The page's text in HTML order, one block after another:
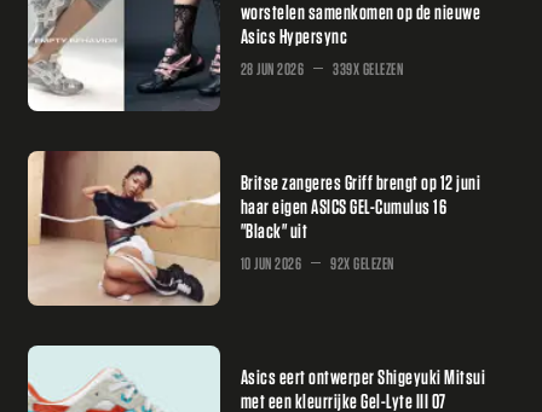
worstelen samenkomen op de nieuwe
Asics Hypersync
28 JUN 2026 339X GELEZEN
Britse zangeres Griff brengt op 12 juni
haar eigen ASICS GEL-Cumulus 16
"Black" uit
10 JUN 2026 92X GELEZEN
Asics eert ontwerper Shigeyuki Mitsui
met een kleurrijke Gel-Lyte III 07